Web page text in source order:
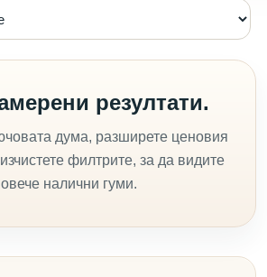
резултати.
дума, разширете ценовия
филтрите, за да видите
налични гуми.